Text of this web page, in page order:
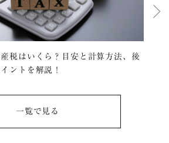
税はいくら？目安と計算方法、後
ントを解説！
一覧で⾒る